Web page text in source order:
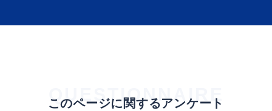
移住・出会い応援（はまだ暮らし）
QUESTIONNAIRE
このページに関するアンケート